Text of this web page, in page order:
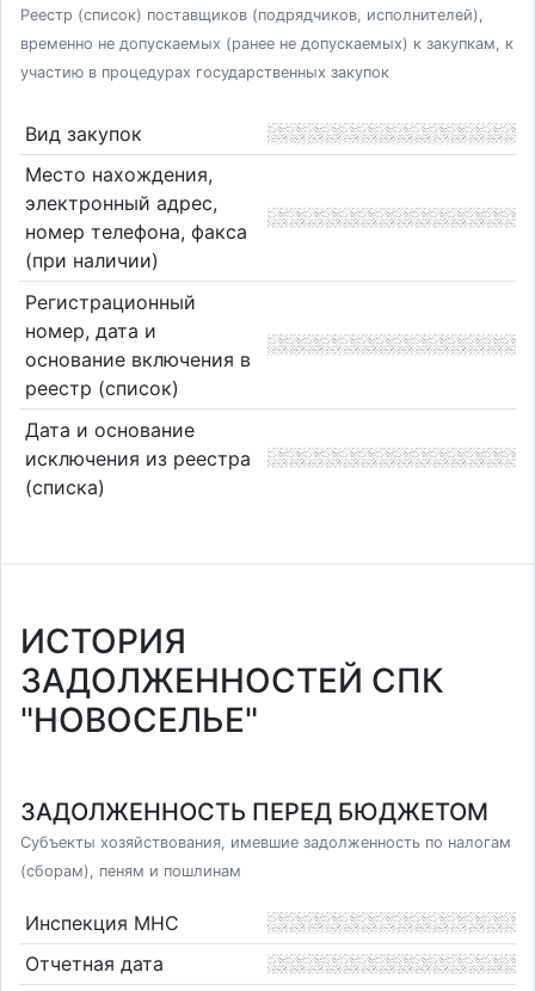
Реестр (список) поставщиков (подрядчиков, исполнителей),
временно не допускаемых (ранее не допускаемых) к закупкам, к
участию в процедурах государственных закупок
Вид закупок
Место нахождения,
электронный адрес,
номер телефона, факса
(при наличии)
Регистрационный
номер, дата и
основание включения в
реестр (список)
Дата и основание
исключения из реестра
(списка)
ИСТОРИЯ
ЗАДОЛЖЕННОСТЕЙ СПК
"НОВОСЕЛЬЕ"
ЗАДОЛЖЕННОСТЬ ПЕРЕД БЮДЖЕТОМ
Субъекты хозяйствования, имевшие задолженность по налогам
(сборам), пеням и пошлинам
Инспекция МНС
Отчетная дата